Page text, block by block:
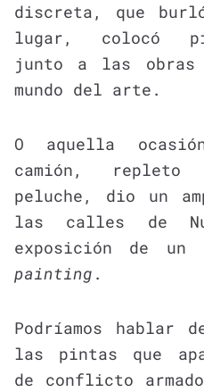
discreta, que
lugar, colocó
junto a las obras
mundo del arte.
O aquella
camión,
peluche, dio un
las calles de
exposición de un
painting .
Podríamos hablar
las pintas que
de conflicto